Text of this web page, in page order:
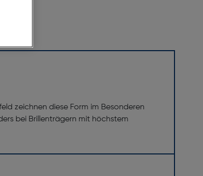
zeichnen diese Form im Besonderen
bei Brillenträgern mit höchstem